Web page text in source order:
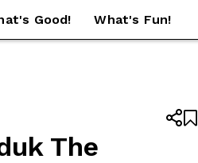
Good! What's Fun!
The

